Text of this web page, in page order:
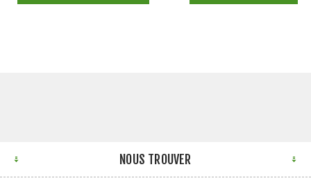
NOUS TROUVER